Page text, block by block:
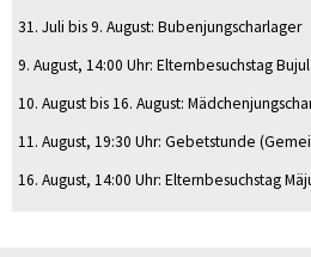
31. Juli bis9. August: Bubenjungscharlager
9. August, 14:00 Uhr: Elternbesuchstag
10. Augustbis16. August:
11. August, 19:30 Uhr: Gebetstunde
16. August, 14:00 Uhr: Elternbesuchstag